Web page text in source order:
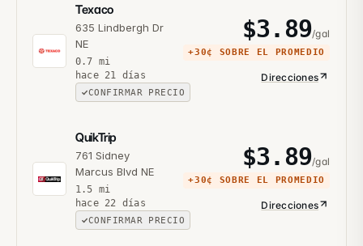
Texaco
635 Lindbergh Dr
NE
0.7 mi
hace 21 días
CONFIRMAR PRECIO
$3.89/gal
+30¢ SOBRE EL PROMEDIO
Direcciones
QuikTrip
761 Sidney
Marcus Blvd NE
1.5 mi
hace 22 días
CONFIRMAR PRECIO
$3.89/gal
+30¢ SOBRE EL PROMEDIO
Direcciones